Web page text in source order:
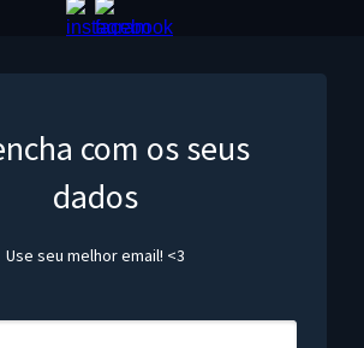
com os seus
dados
Use seu melhor email! <3